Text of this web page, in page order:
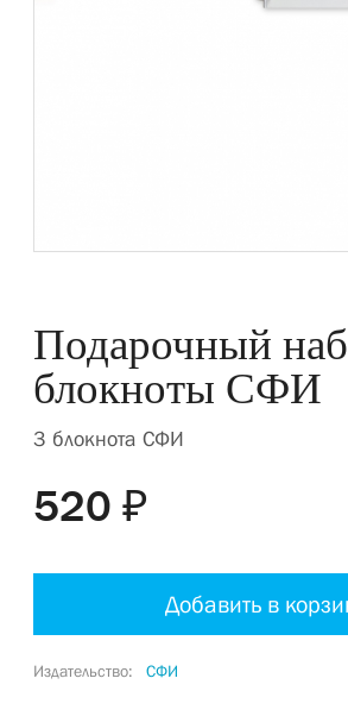
Подарочный
блокноты СФИ
3 блокнота СФИ
520 ₽
Добавить в
Издательство СФИ